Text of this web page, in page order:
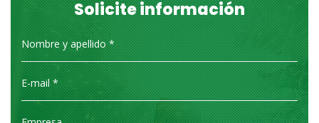
Solicite información